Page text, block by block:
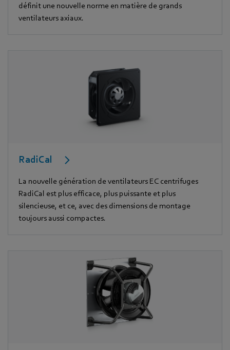
définit une nouvelle norme en matière de grands
ventilateurs axiaux.
RadiCal
La nouvelle génération de ventilateurs EC centrifuges
RadiCal est plus efficace, plus puissante et plus
silencieuse, et ce, avec des dimensions de montage
toujours aussi compactes.